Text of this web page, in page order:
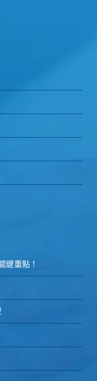
鍵重點！